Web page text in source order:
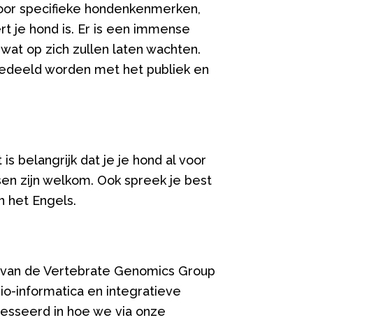
specifieke hondenkenmerken,
je hond is. Er is een immense
op zich zullen laten wachten.
worden met het publiek en
belangrijk dat je je hond al voor
zijn welkom. Ook spreek je best
het Engels.
de Vertebrate Genomics Group
informatica en integratieve
in hoe we via onze